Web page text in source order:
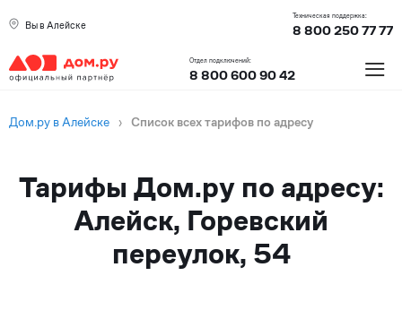
Вы в Алейске
Техническая поддержка:
8 800 250 77 77
Отдел подключений:
8 800 600 90 42 ≡
Дом.ру в Алейске › Список всех тарифов по адресу
Тарифы Дом.ру по адресу:
Алейск, Горевский
переулок, 54